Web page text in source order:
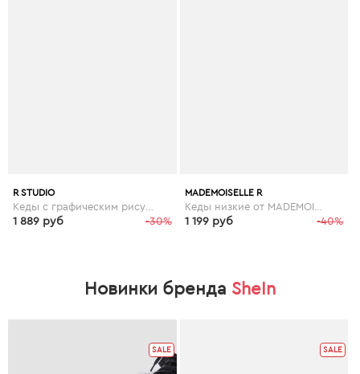
R STUDIO
-30%
1 889 руб
MADEMOISELLE R
-40%
1 199 руб
Новинки бренда SheIn
SALE SALE